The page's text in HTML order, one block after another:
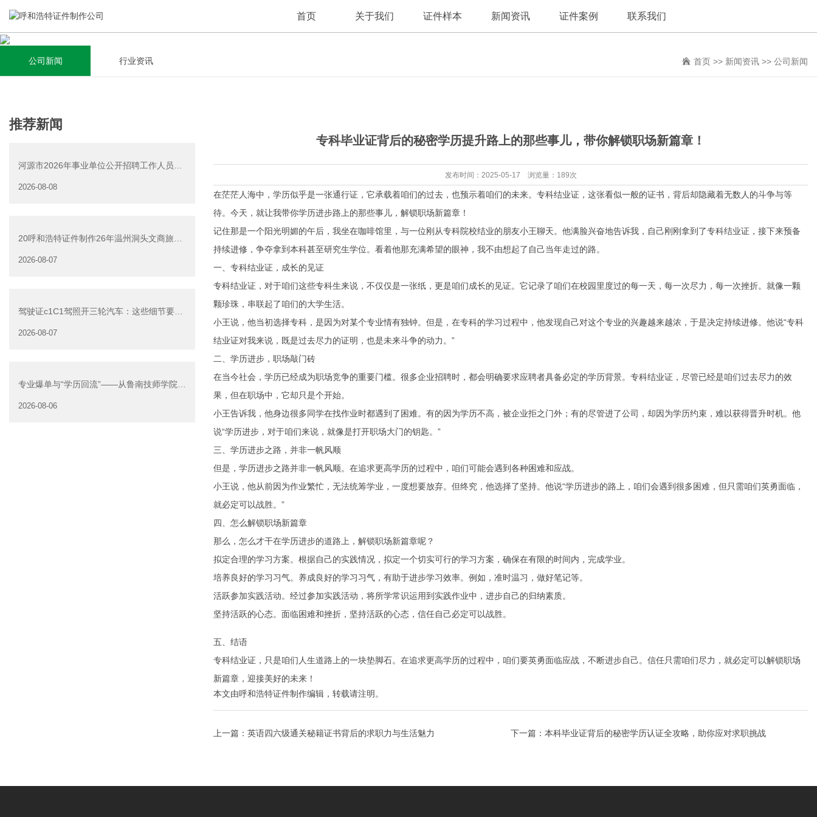
首页 关于我们
关于我们
集研发，设计，制造，安装于一体，多元化的定制需求，为上
千家企业提供过专业定制服务！
查看详情
证件样本 新闻资讯
新闻资讯
全自动流水线规模化生产，准时按期交货，年生产能力超过
40W万方米以上，拥有遍布全国的商务合作伙伴和较为完善的
查看详情
行业资讯
证件案例 联系我们
公司新闻 行业资讯 首页 >> 新闻资讯 >> 公司新闻
推荐新闻
河源市2026年事业单位公开招聘工作人员
2026-08-08
20呼和浩特证件制作26年温州洞头文商旅游
2026-08-07
驾驶证c1C1驾照开三轮汽车：这些细节要注
2026-08-07
专业爆单与“学历回流”——从鲁南技师学院透
2026-08-06
专科毕业证背后的秘密学历提升路上的那些事儿，带你解锁职场新篇章！
发布时间：2025-05-17 浏览量：189次
在茫茫人海中，学历似乎是一张通行证，它承载着咱们的过去，也预示着咱们的未来。专科结业证，这张看似一般的证书，背后却隐藏着无数人的斗争与等
待。今天，就让我带你学历进步路上的那些事儿，解锁职场新篇章！
记住那是一个阳光明媚的午后，我坐在咖啡馆里，与一位刚从专科院校结业的朋友小王聊天。他满脸兴奋地告诉我，自己刚刚拿到了专科结业证，接下来预备
持续进修，争夺拿到本科甚至研究生学位。看着他那充满希望的眼神，我不由想起了自己当年走过的路。
一、专科结业证，成长的见证
专科结业证，对于咱们这些专科生来说，不仅仅是一张纸，更是咱们成长的见证。它记录了咱们在校园里度过的每一天，每一次尽力，每一次挫折。就像一颗
颗珍珠，串联起了咱们的大学生活。
小王说，他当初选择专科，是因为对某个专业情有独钟。但是，在专科的学习过程中，他发现自己对这个专业的兴趣越来越浓，于是决定持续进修。他说“专科
结业证对我来说，既是过去尽力的证明，也是未来斗争的动力。”
二、学历进步，职场敲门砖
在当今社会，学历已经成为职场竞争的重要门槛。很多企业招聘时，都会明确要求应聘者具备必定的学历背景。专科结业证，尽管已经是咱们过去尽力的效
果，但在职场中，它却只是个开始。
小王告诉我，他身边很多同学在找作业时都遇到了困难。有的因为学历不高，被企业拒之门外；有的尽管进了公司，却因为学历约束，难以获得晋升时机。他
说“学历进步，对于咱们来说，就像是打开职场大门的钥匙。”
三、学历进步之路，并非一帆风顺
但是，学历进步之路并非一帆风顺。在追求更高学历的过程中，咱们可能会遇到各种困难和应战。
小王说，他从前因为作业繁忙，无法统筹学业，一度想要放弃。但终究，他选择了坚持。他说“学历进步的路上，咱们会遇到很多困难，但只需咱们英勇面临，
就必定可以战胜。”
四、怎么解锁职场新篇章
那么，怎么才干在学历进步的道路上，解锁职场新篇章呢？
拟定合理的学习方案。根据自己的实践情况，拟定一个切实可行的学习方案，确保在有限的时间内，完成学业。
培养良好的学习习气。养成良好的学习习气，有助于进步学习效率。例如，准时温习，做好笔记等。
活跃参加实践活动。经过参加实践活动，将所学常识运用到实践作业中，进步自己的归纳素质。
坚持活跃的心态。面临困难和挫折，坚持活跃的心态，信任自己必定可以战胜。
五、结语
专科结业证，只是咱们人生道路上的一块垫脚石。在追求更高学历的过程中，咱们要英勇面临应战，不断进步自己。信任只需咱们尽力，就必定可以解锁职场
新篇章，迎接美好的未来！
本文由呼和浩特证件制作编辑，转载请注明。
上一篇： 英语四六级通关秘籍证书背后的求职力与生活魅力 下一篇： 本科毕业证背后的秘密学历认证全攻略，助你应对求职挑战